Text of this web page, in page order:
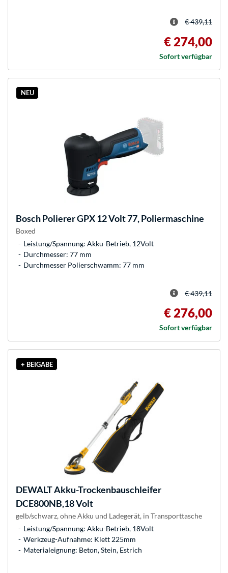
€ 439,11
€ 274,00
Sofort verfügbar
NEU
BoschPolierer GPX 12 Volt 77, Poliermaschine
Boxed
Leistung/Spannung: Akku-Betrieb, 12Volt
Durchmesser: 77 mm
Durchmesser Polierschwamm: 77 mm
€ 439,11
€ 276,00
Sofort verfügbar
+ BEIGABE
DEWALTAkku-Trockenbauschleifer
DCE800NB,18 Volt
gelb/schwarz, ohne Akku und Ladegerät, in Transporttasche
Leistung/Spannung: Akku-Betrieb, 18Volt
Werkzeug-Aufnahme: Klett 225mm
Materialeignung: Beton, Stein, Estrich